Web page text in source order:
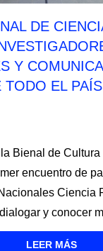
DE
Y
TODO EL PAÍS
Bienal de
encuentro de
Ciencia
y conocer
LEER MÁS